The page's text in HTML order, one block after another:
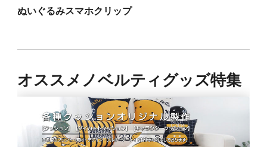
ぬいぐるみスマホクリップ
オススメノベルティグッズ特集